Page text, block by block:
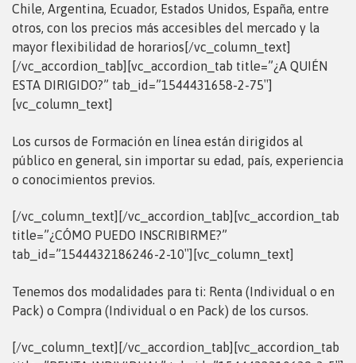
Chile, Argentina, Ecuador, Estados Unidos, España, entre
otros, con los precios más accesibles del mercado y la
mayor flexibilidad de horarios[/vc_column_text]
[/vc_accordion_tab][vc_accordion_tab title=”¿A QUIÉN
ESTA DIRIGIDO?” tab_id=”1544431658-2-75″]
[vc_column_text]
Los cursos de Formación en línea están dirigidos al
público en general, sin importar su edad, país, experiencia
o conocimientos previos.
[/vc_column_text][/vc_accordion_tab][vc_accordion_tab
title=”¿CÓMO PUEDO INSCRIBIRME?”
tab_id=”1544432186246-2-10″][vc_column_text]
Tenemos dos modalidades para ti: Renta (Individual o en
Pack) o Compra (Individual o en Pack) de los cursos.
[/vc_column_text][/vc_accordion_tab][vc_accordion_tab